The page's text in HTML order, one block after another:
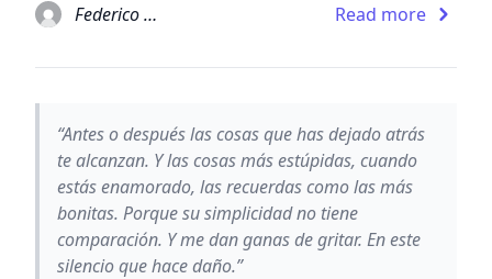
Federico Moccia Read more
“Antes o después las cosas que has dejado atrás
te alcanzan. Y las cosas más estúpidas, cuando
estás enamorado, las recuerdas como las más
bonitas. Porque su simplicidad no tiene
comparación. Y me dan ganas de gritar. En este
silencio que hace daño.”